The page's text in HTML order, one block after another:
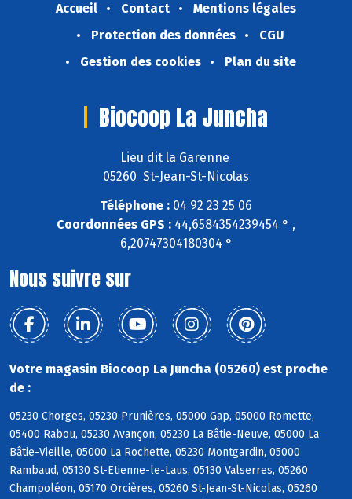
Accueil Contact
Mentions légales
Protection des données
CGU
Gestion des cookies
Plan du site
Biocoop La Juncha
Lieu dit la Garenne
05260 St-Jean-St-Nicolas
Téléphone : 04 92 23 25 06
Coordonnées GPS : 44,6584354239454 ° ,
6,20747304180304 °
Nous suivre sur
Votre magasin Biocoop La Juncha (05260) est proche
de :
05230 Chorges, 05230 Prunières, 05000 Gap, 05000 Romette,
05400 Rabou, 05230 Avançon, 05230 La Bâtie-Neuve, 05000 La
Bâtie-Vieille, 05000 La Rochette, 05230 Montgardin, 05000
Rambaud, 05130 St-Etienne-le-Laus, 05130 Valserres, 05260
Champoléon, 05170 Orcières, 05260 St-Jean-St-Nicolas, 05260